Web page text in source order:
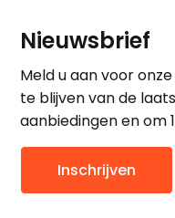
Nieuwsbrief
Meld u aan voor
te blijven van de
aanbiedingen en om
Inschrijven